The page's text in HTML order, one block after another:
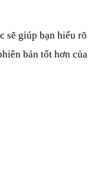
sẽ giúp bạn hiểu rõ
bản tốt hơn của